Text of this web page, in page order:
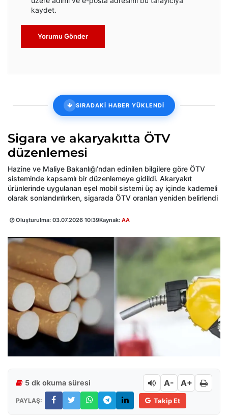
kaydet.
Yorumu Gönder
SIRADAKİ HABER YÜKLENDİ
Sigara ve akaryakıtta ÖTV
düzenlemesi
Hazine ve Maliye Bakanlığı’ndan edinilen bilgilere göre ÖTV
sisteminde kapsamlı bir düzenlemeye gidildi. Akaryakıt
ürünlerinde uygulanan eşel mobil sistemi üç ay içinde kademeli
olarak sonlandırılırken, sigarada ÖTV oranları yeniden belirlendi
Oluşturulma: 03.07.2026 10:39Kaynak: AA
5 dk okuma süresi A- A+
PAYLAŞ: Takip Et